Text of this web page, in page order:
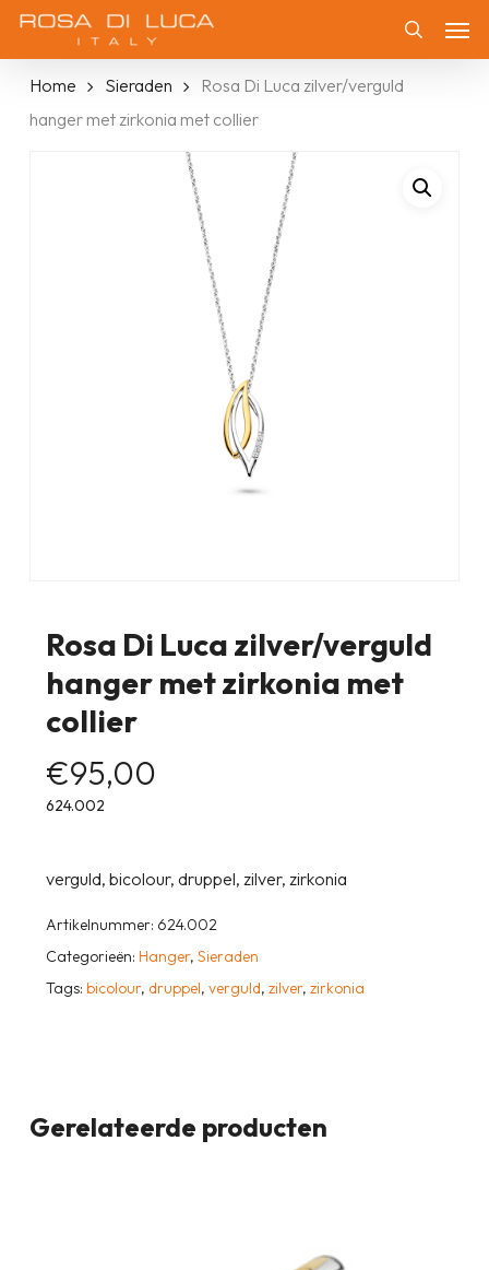
Skip
content
Home Sieraden
Rosa Di Luca zilver/verguld
hanger met zirkonia met collier
Rosa Di Luca zilver/verguld
hanger met zirkonia met
collier
€95,00
624.002
verguld, bicolour, druppel, zilver, zirkonia
Artikelnummer: 624.002
Categorieën: Hanger, Sieraden
Tags: bicolour, druppel, verguld, zilver, zirkonia
Gerelateerde producten